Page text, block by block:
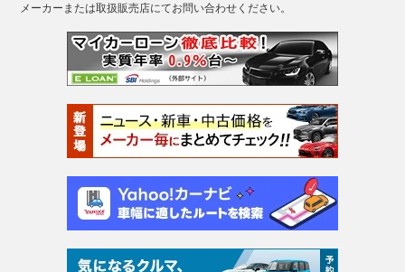
メーカーまたは取扱販売店にてお問い合わせください。